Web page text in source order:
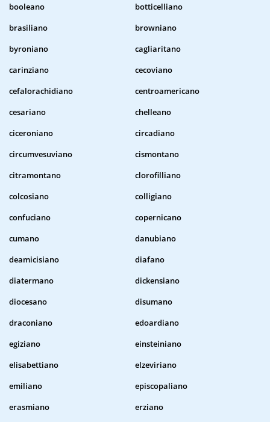
booleano
botticelliano
brasiliano
browniano
byroniano
cagliaritano
carinziano
cecoviano
cefalorachidiano
centroamericano
cesariano
chelleano
ciceroniano
circadiano
circumvesuviano
cismontano
citramontano
clorofilliano
colcosiano
colligiano
confuciano
copernicano
cumano
danubiano
deamicisiano
diafano
diatermano
dickensiano
diocesano
disumano
draconiano
edoardiano
egiziano
einsteiniano
elisabettiano
elzeviriano
emiliano
episcopaliano
erasmiano
erziano